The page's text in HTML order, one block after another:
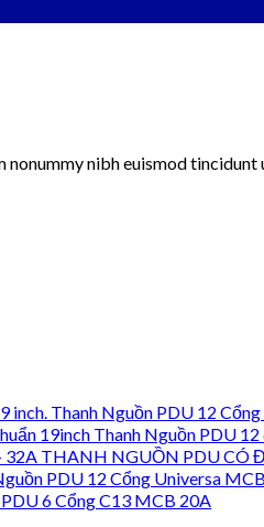
nibh euismod
Thanh Nguồn PDU 12
Thanh Nguồn PDU
THANH NGUỒN PDU CÓ
PDU 12 Cổng Universa
6 Cổng C13 MCB 20A